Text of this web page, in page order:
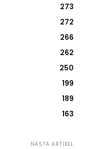
273
272
266
262
250
199
189
163
NÄSTA ARTIKEL